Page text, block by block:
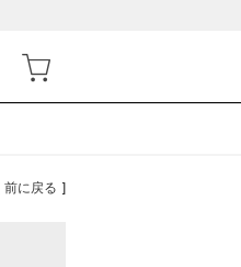
前に戻る ]